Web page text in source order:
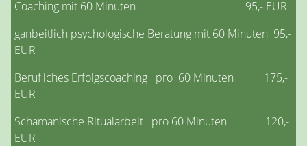
Coaching mit 60 Minuten 95,- EUR
ganbeitlich psychologische Beratung mit 60 Minuten 95,-
EUR
Berufliches Erfolgscoaching pro 60 Minuten 175,-
EUR
Schamanische Ritualarbeit pro 60 Minuten 120,-
EUR